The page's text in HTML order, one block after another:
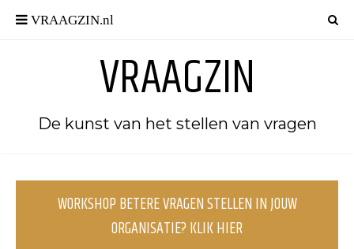
VRAAGZIN
De kunst van het stellen van vragen
WORKSHOP BETERE VRAGEN STELLEN IN JOUW
ORGANISATIE? KLIK HIER